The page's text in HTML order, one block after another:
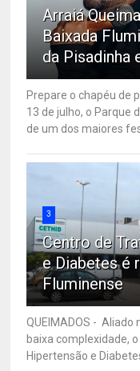
Arraiá
Baixada
da Pisadinha
Prepare o chapéu de
13 de julho, o Parque
de um dos maiores
3
Centro de
e Diabetes é
Fluminense
QUEIMADOS -
baixa complexidade,
Hipertensão e